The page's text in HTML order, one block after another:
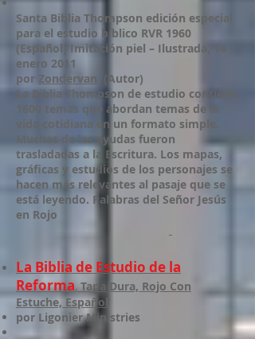
Santa Biblia Thompson edición especial
para el estudio bíblico RVR 1960
(Español) Imitación piel – Ilustrada, 14
enero 2011
por Zondervan (Autor)
La Biblia Thompson de estudio contiene
1600 temas que abordan temas de la
vida cotidiana en un formato simple.
Muchas de las ayudas fueron
trasladadas a la Escritura. Los mapas,
gráficas y estudios de los personajes se
hacen más relevantes al pasaje que se
está leyendo. Palabras del Señor Jesús
en Rojo
La Biblia de Estudio de la
Reforma,Tapa Dura, Rojo Con
Estuche, Español
por Ligonier Ministries